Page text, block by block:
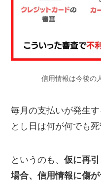
信用情報は今後の
毎月の支払いが発生
とし日は何が何でも死
というのも、仮に再
場合、信用情報に傷